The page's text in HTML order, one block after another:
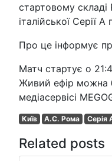
стартовому
італійської Серії
Про це інформує
Матч стартує о
Живий ефір можна
медіасервісі
Київ А.С. Рома Серія
Related posts